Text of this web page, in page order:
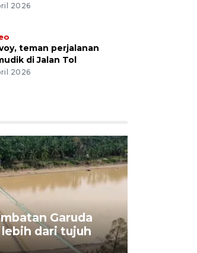
2026
teman perjalanan
di Jalan Tol
2026
Garuda
dari tujuh